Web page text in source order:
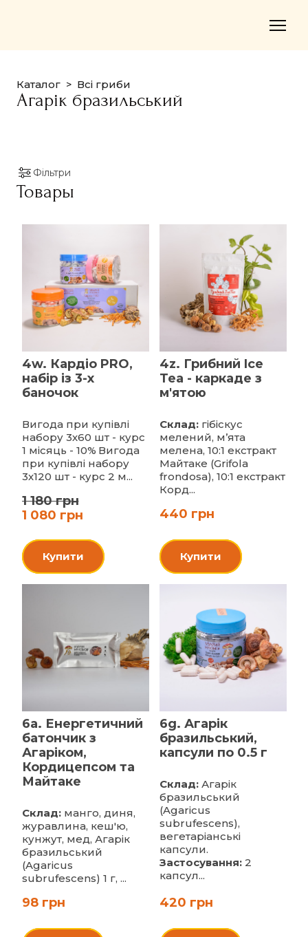
Каталог Всі гриби
Агарік бразильський
Фільтри
Товары
4w. Кардіо PRO,
набір із 3-х
баночок
Вигода при купівлі
набору 3х60 шт - курс
1 місяць - 10% Вигода
при купівлі набору
3х120 шт - курс 2 м...
1 180 грн
1 080 грн
Купити
4z. Грибний Ice
Tea - каркаде з
м'ятою
Склад:гібіскус
мелений, м’ята
мелена, 10:1 екстракт
Майтаке (Grifola
frondosa), 10:1 екстракт
Корд...
440 грн
Купити
6a. Енергетичний
батончик з
Агаріком,
Кордицепсом та
Майтаке
Склад:манго, диня,
журавлина, кеш'ю,
кунжут, мед, Агарік
бразильський
(Agaricus
subrufescens) 1 г, ...
98 грн
6g. Агарік
бразильський,
капсули по 0.5 г
Склад: Агарік
бразильський
(Agaricus
subrufescens),
вегетаріанські
капсули.
Застосування: 2
капсул...
420 грн